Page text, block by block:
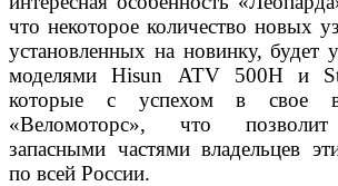
что некоторое количество новых
установленных на новинку, будет
моделями Hisun ATV 500H и
которые с успехом в свое
«Веломоторс», что
запасными частями владельцев
по всей России.